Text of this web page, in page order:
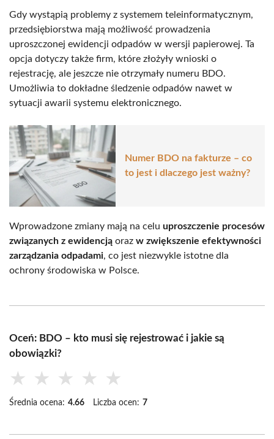
Gdy wystąpią problemy z systemem teleinformatycznym,
przedsiębiorstwa mają możliwość prowadzenia
uproszczonej ewidencji odpadów w wersji papierowej. Ta
opcja dotyczy także firm, które złożyły wnioski o
rejestrację, ale jeszcze nie otrzymały numeru BDO.
Umożliwia to dokładne śledzenie odpadów nawet w
sytuacji awarii systemu elektronicznego.
Numer BDO na fakturze – co
to jest i dlaczego jest ważny?
Wprowadzone zmiany mają na celu uproszczenie procesów
związanych z ewidencją oraz w zwiększenie efektywności
zarządzania odpadami, co jest niezwykle istotne dla
ochrony środowiska w Polsce.
Oceń: BDO – kto musi się rejestrować i jakie są
obowiązki?
★ ★ ★ ★ ★
Średnia ocena: 4.66 Liczba ocen: 7